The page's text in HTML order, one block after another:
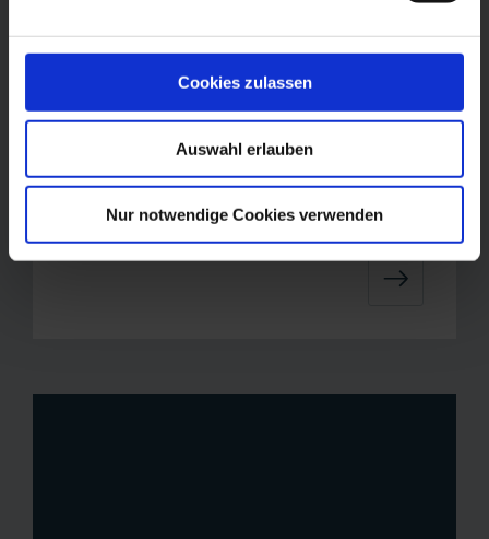
Cookies zulassen
Auswahl erlauben
Nur notwendige Cookies verwenden
Im Portrait: Unternehmens­
eigentümer und Fondsmanager
Werner Engelhardt